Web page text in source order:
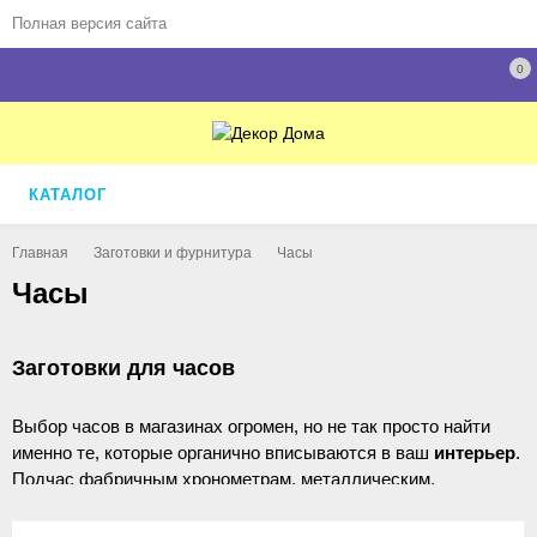
Полная версия сайта
0
КАТАЛОГ
Главная Заготовки и фурнитура Часы
Часы
Заготовки для часов
Выбор часов в магазинах огромен, но не так просто найти
именно те, которые органично вписываются в ваш интерьер.
Подчас фабричным хронометрам, металлическим,